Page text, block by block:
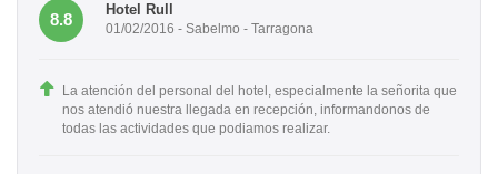
8.8
Hotel Rull
01/02/2016 - Sabelmo - Tarragona
La atención del personal del hotel, especialmente la señorita que
nos atendió nuestra llegada en recepción, informandonos de
todas las actividades que podiamos realizar.